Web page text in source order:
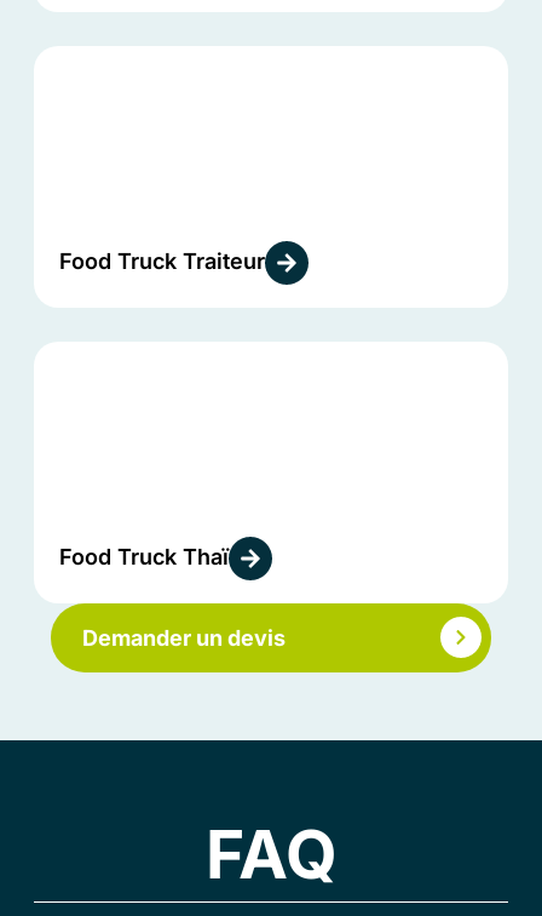
Food Truck Traiteur
Food Truck Thaï
Demander un devis
FAQ